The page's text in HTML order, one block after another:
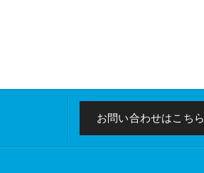
お問い合わせはこちら